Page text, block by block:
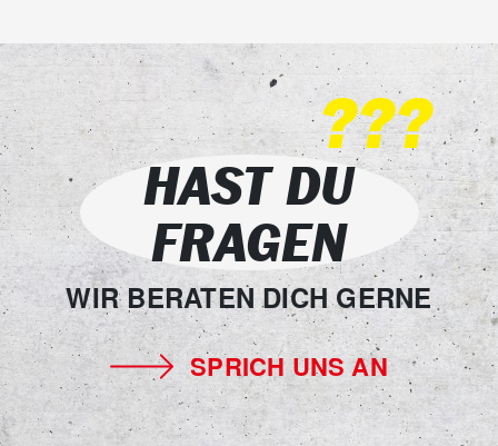
???
HAST DU
FRAGEN
WIR BERATEN DICH GERNE
SPRICH UNS AN